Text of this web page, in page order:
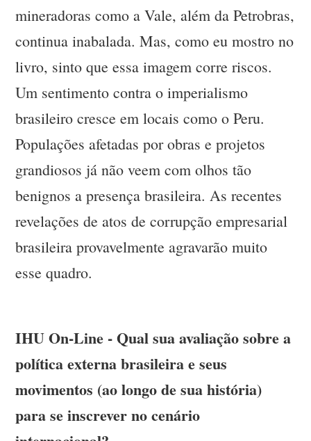
mineradoras como a Vale, além da Petrobras,
continua inabalada. Mas, como eu mostro no
livro, sinto que essa imagem corre riscos.
Um sentimento contra o imperialismo
brasileiro cresce em locais como o Peru.
Populações afetadas por obras e projetos
grandiosos já não veem com olhos tão
benignos a presença brasileira. As recentes
revelações de atos de corrupção empresarial
brasileira provavelmente agravarão muito
esse quadro.
IHU On-Line - Qual sua avaliação sobre a
política externa brasileira e seus
movimentos (ao longo de sua história)
para se inscrever no cenário